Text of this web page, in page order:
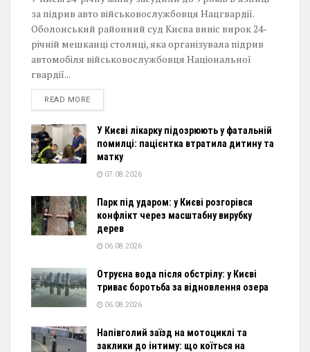
за підрив авто військовослужбовця Нацгвардії.
Оболонський районний суд Києва виніс вирок 24-
річній мешканці столиці, яка організувала підрив
автомобіля військовослужбовця Національної
гвардії...
READ MOREDETAILS
У Києві лікарку підозрюють у фатальній
помилці: пацієнтка втратила дитину та
матку
07.08.2026
Парк під ударом: у Києві розгорівся
конфлікт через масштабну вирубку
дерев
06.08.2026
Отруєна вода після обстрілу: у Києві
триває боротьба за відновлення озера
06.08.2026
Напівголий заїзд на мотоциклі та
заклики до інтиму: що коїться на